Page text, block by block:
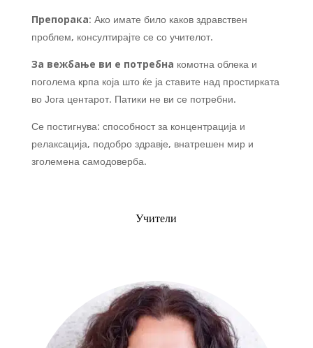
Препорака: Ако имате било каков здравствен
проблем, консултирајте се со учителот.
За вежбање ви е потребна комотна облека и
поголема крпа која што ќе ја ставите над простирката
во Јога центарот. Патики не ви се потребни.
Се постигнува: способност за концентрација и
релаксација, подобро здравје, внатрешен мир и
зголемена самодоверба.
Учители